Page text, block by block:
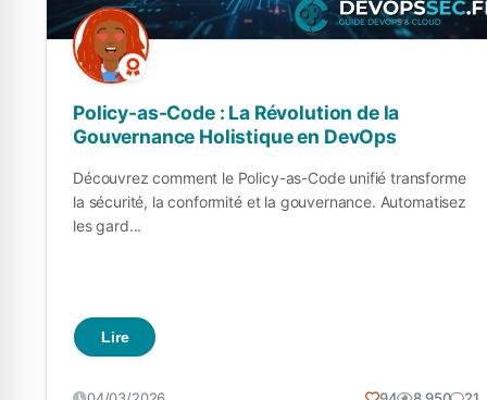
Policy-as-Code : La Révolution de la
Gouvernance Holistique en DevOps
Découvrez comment le Policy-as-Code unifié transforme
la sécurité, la conformité et la gouvernance. Automatisez
les gard...
Lire